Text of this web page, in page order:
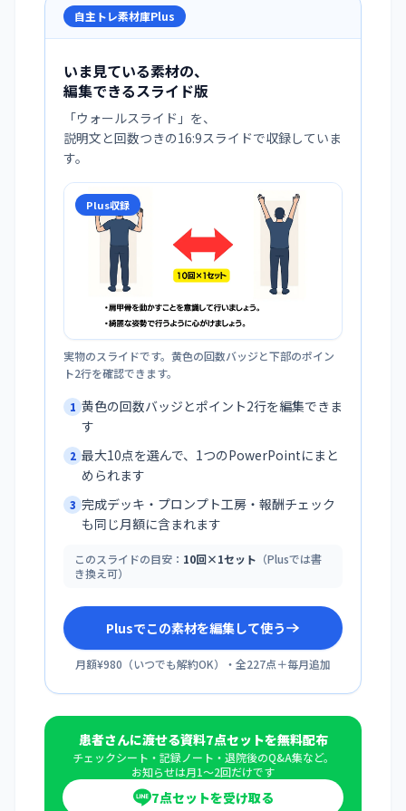
自主トレ素材庫Plus
いま見ている素材の、
編集できるスライド版
「ウォールスライド 」を、
説明文と回数つきの16:9スライドで収録していま
す。
Plus収録
実物のスライドです。黄色の回数バッジと下部のポイン
ト2行を確認できます。
1 黄色の回数バッジとポイント2行を編集できま
す
2 最大10点を選んで、1つのPowerPointにまと
められます
3 完成デッキ・プロンプト工房・報酬チェック
も同じ月額に含まれます
このスライドの目安： 10回×1セット （Plusでは書
き換え可）
Plusでこの素材を編集して使う
月額¥980 （いつでも解約OK）・全227点＋毎月追加
患者さんに渡せる資料7点セットを無料配布
チェックシート・記録ノート・退院後のQ&A集など。
お知らせは月1〜2回だけです
7点セットを受け取る